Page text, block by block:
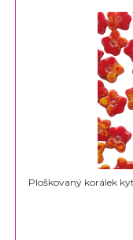
Ploškovaný korálek